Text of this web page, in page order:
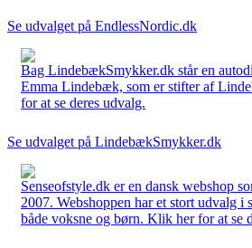
Se udvalget på EndlessNordic.dk
Bag LindebækSmykker.dk står en
Emma Lindebæk, som er stifter af
for at se deres udvalg.
Se udvalget på LindebækSmykker.dk
Senseofstyle.dk er en dansk webshop
2007. Webshoppen har et stort udvalg i
både voksne og børn. Klik her for at se